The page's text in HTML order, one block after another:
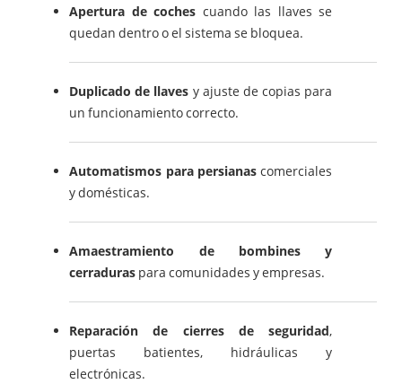
Apertura de coches cuando las llaves se
quedan dentro o el sistema se bloquea.
Duplicado de llaves y ajuste de copias para
un funcionamiento correcto.
Automatismos para persianascomerciales
y domésticas.
Amaestramiento de bombines y
cerraduras para comunidades y empresas.
Reparación de cierres de seguridad,
puertas batientes, hidráulicas y
electrónicas.